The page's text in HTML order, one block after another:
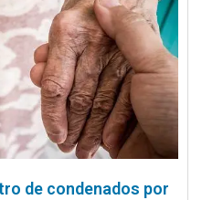
de condenados por